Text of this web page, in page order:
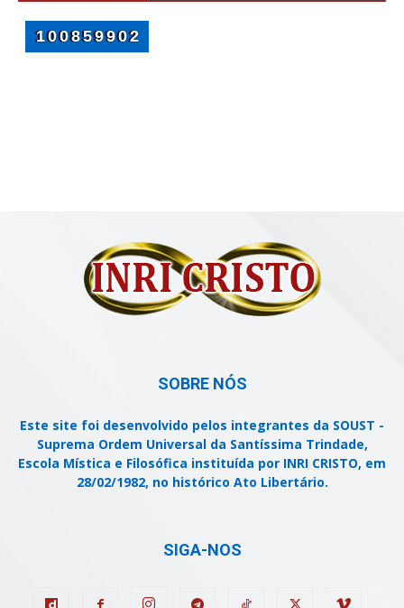
SOBRE NÓS
Este site foi desenvolvido pelos integrantes da SOUST -
Suprema Ordem Universal da Santíssima Trindade,
Escola Mística e Filosófica instituída por INRI CRISTO, em
28/02/1982, no histórico Ato Libertário.
SIGA-NOS